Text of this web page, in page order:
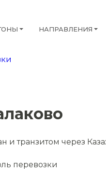
НАПРАВЛЕНИЯ
и транзитом через
перевозки